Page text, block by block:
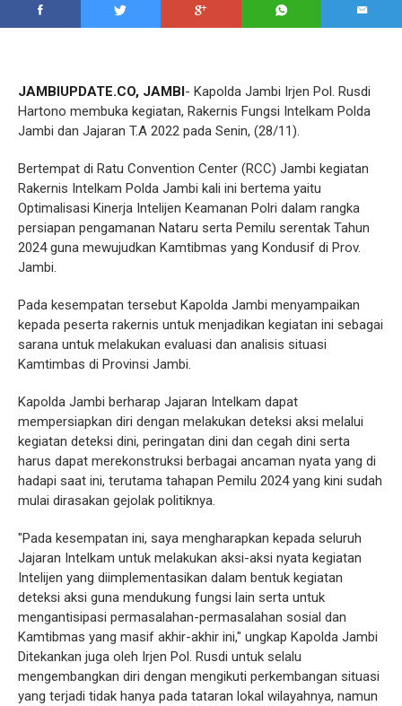
JAMBIUPDATE.CO, JAMBI - Kapolda Jambi Irjen Pol. Rusdi
Hartono membuka kegiatan, Rakernis Fungsi Intelkam Polda
Jambi dan Jajaran T.A 2022 pada Senin, (28/11).
Bertempat di Ratu Convention Center (RCC) Jambi kegiatan
Rakernis Intelkam Polda Jambi kali ini bertema yaitu
Optimalisasi Kinerja Intelijen Keamanan Polri dalam rangka
persiapan pengamanan Nataru serta Pemilu serentak Tahun
2024 guna mewujudkan Kamtibmas yang Kondusif di Prov.
Jambi.
Pada kesempatan tersebut Kapolda Jambi menyampaikan
kepada peserta rakernis untuk menjadikan kegiatan ini sebagai
sarana untuk melakukan evaluasi dan analisis situasi
Kamtimbas di Provinsi Jambi.
Kapolda Jambi berharap Jajaran Intelkam dapat
mempersiapkan diri dengan melakukan deteksi aksi melalui
kegiatan deteksi dini, peringatan dini dan cegah dini serta
harus dapat merekonstruksi berbagai ancaman nyata yang di
hadapi saat ini, terutama tahapan Pemilu 2024 yang kini sudah
mulai dirasakan gejolak politiknya.
"Pada kesempatan ini, saya mengharapkan kepada seluruh
Jajaran Intelkam untuk melakukan aksi-aksi nyata kegiatan
Intelijen yang diimplementasikan dalam bentuk kegiatan
deteksi aksi guna mendukung fungsi lain serta untuk
mengantisipasi permasalahan-permasalahan sosial dan
Kamtibmas yang masif akhir-akhir ini," ungkap Kapolda Jambi
Ditekankan juga oleh Irjen Pol. Rusdi untuk selalu
mengembangkan diri dengan mengikuti perkembangan situasi
yang terjadi tidak hanya pada tataran lokal wilayahnya, namun